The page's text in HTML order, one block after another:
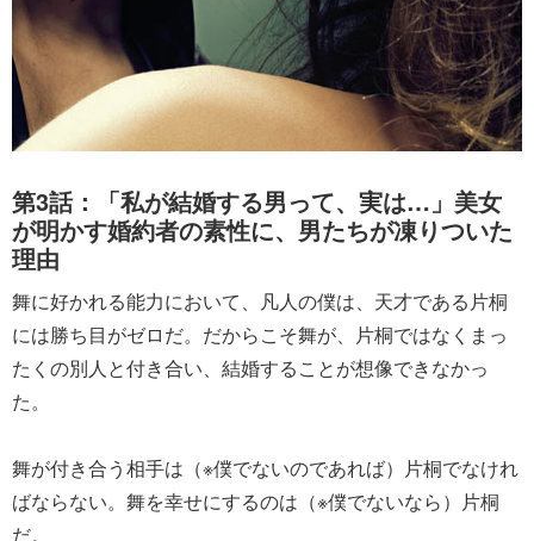
第3話：「私が結婚する男って、実は…」美女
が明かす婚約者の素性に、男たちが凍りついた
理由
舞に好かれる能力において、凡人の僕は、天才である片桐
には勝ち目がゼロだ。だからこそ舞が、片桐ではなくまっ
たくの別人と付き合い、結婚することが想像できなかっ
た。
舞が付き合う相手は（※僕でないのであれば）片桐でなけれ
ばならない。舞を幸せにするのは（※僕でないなら）片桐
だ。